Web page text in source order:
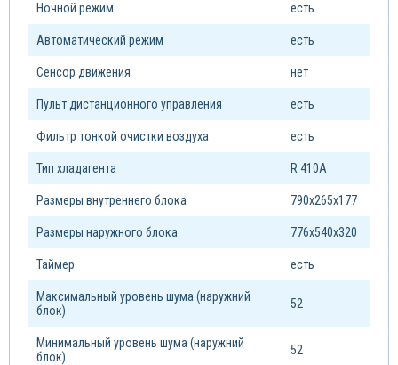
Ночной режим есть
Автоматический режим есть
Сенсор движения нет
Пульт дистанционного управления есть
Фильтр тонкой очистки воздуха есть
Тип xладагента R 410A
Размеры внутреннего блока 790х265х177
Размеры наружного блока 776х540х320
Таймер есть
Максимальный уровень шума (наружний
блок)
52
Минимальный уровень шума (наружний
блок)
52